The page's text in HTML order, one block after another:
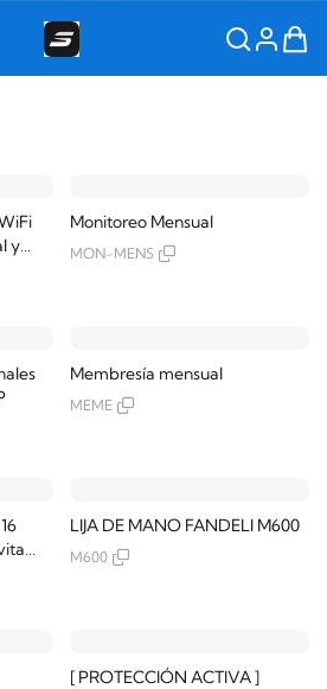
y
/
en
/
Monitoreo Mensual
MON-MENS
Membresía mensual
MEME
LIJA DE MANO FANDELI M600
M600
[ PROTECCIÓN ACTIVA ]